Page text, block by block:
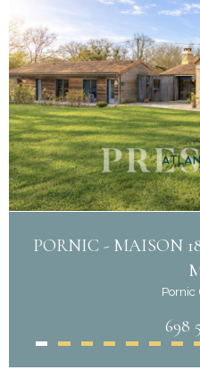
PORNIC - MAISON
Pornic
698